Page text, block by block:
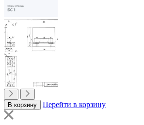
В корзину Перейти в корзину